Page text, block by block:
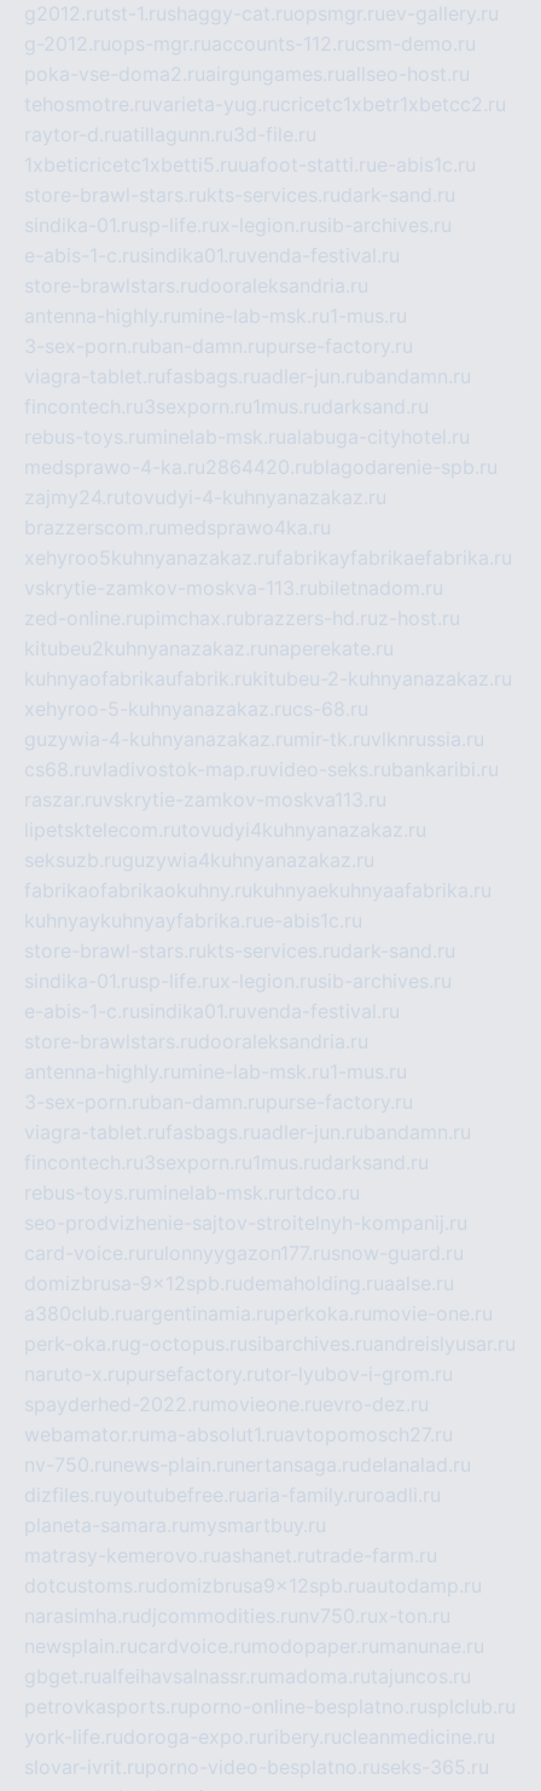
g2012.rutst-1.rushaggy-cat.ruopsmgr.ruev-gallery.ru
g-2012.ruops-mgr.ruaccounts-112.rucsm-demo.ru
poka-vse-doma2.ruairgungames.ruallseo-host.ru
tehosmotre.ruvarieta-yug.rucricetc1xbetr1xbetcc2.ru
raytor-d.ruatillagunn.ru3d-file.ru
1xbeticricetc1xbetti5.ruuafoot-statti.rue-abis1c.ru
store-brawl-stars.rukts-services.rudark-sand.ru
sindika-01.rusp-life.rux-legion.rusib-archives.ru
e-abis-1-c.rusindika01.ruvenda-festival.ru
store-brawlstars.rudooraleksandria.ru
antenna-highly.ru mine-lab-msk.ru1-mus.ru
3-sex-porn.ruban-damn.rupurse-factory.ru
viagra-tablet.rufasbags.ruadler-jun.rubandamn.ru
fincontech.ru3sexporn.ru1mus.rudarksand.ru
rebus-toys.ru minelab-msk.rualabuga-cityhotel.ru
medsprawo-4-ka.ru2864420.rublagodarenie-spb.ru
zajmy24.rutovudyi-4-kuhnyanazakaz.ru
brazzerscom.ru medsprawo4ka.ru
xehyroo5kuhnyanazakaz.rufabrikayfabrikaefabrika.ru
vskrytie-zamkov-moskva-113.rubiletnadom.ru
zed-online.rupimchax.rubrazzers-hd.ruz-host.ru
kitubeu2kuhnyanazakaz.ru naperekate.ru
kuhnyaofabrikaufabrik.rukitubeu-2-kuhnyanazakaz.ru
xehyroo-5-kuhnyanazakaz.rucs-68.ru
guzywia-4-kuhnyanazakaz.ru mir-tk.ruvlknrussia.ru
cs68.ruvladivostok-map.ruvideo-seks.rubankaribi.ru
raszar.ruvskrytie-zamkov-moskva113.ru
lipetsktelecom.rutovudyi4kuhnyanazakaz.ru
seksuzb.ruguzywia4kuhnyanazakaz.ru
fabrikaofabrikaokuhny.rukuhnyaekuhnyaafabrika.ru
kuhnyaykuhnyayfabrika.rue-abis1c.ru
store-brawl-stars.rukts-services.rudark-sand.ru
sindika-01.rusp-life.rux-legion.rusib-archives.ru
e-abis-1-c.rusindika01.ruvenda-festival.ru
store-brawlstars.rudooraleksandria.ru
antenna-highly.ru mine-lab-msk.ru1-mus.ru
3-sex-porn.ruban-damn.rupurse-factory.ru
viagra-tablet.rufasbags.ruadler-jun.rubandamn.ru
fincontech.ru3sexporn.ru1mus.rudarksand.ru
rebus-toys.ru minelab-msk.ru rtdco.ru
seo-prodvizhenie-sajtov-stroitelnyh-kompanij.ru
card-voice.ru rulonnyygazon177.rusnow-guard.ru
domizbrusa-9x12spb.rudemaholding.ruaalse.ru
a380club.ruargentinamia.ruperkoka.ru movie-one.ru
perk-oka.rug-octopus.rusibarchives.ruandreislyusar.ru
naruto-x.rupursefactory.rutor-lyubov-i-grom.ru
spayderhed-2022.ru movieone.ruevro-dez.ru
webamator.ru ma-absolut1.ruavtopomosch27.ru
nv-750.ru news-plain.ru nertansaga.rudelanalad.ru
dizfiles.ruyoutubefree.ruaria-family.ru roadli.ru
planeta-samara.ru mysmartbuy.ru
matrasy-kemerovo.ruashanet.rutrade-farm.ru
dotcustoms.rudomizbrusa9x12spb.ruautodamp.ru
narasimha.rudjcommodities.ru nv750.rux-ton.ru
newsplain.rucardvoice.ru modopaper.ru manunae.ru
gbget.rualfeihavsalnassr.ru madoma.rutajuncos.ru
petrovkasports.ruporno-online-besplatno.rusplclub.ru
york-life.rudoroga-expo.ru ribery.rucleanmedicine.ru
slovar-ivrit.ruporno-video-besplatno.ruseks-365.ru